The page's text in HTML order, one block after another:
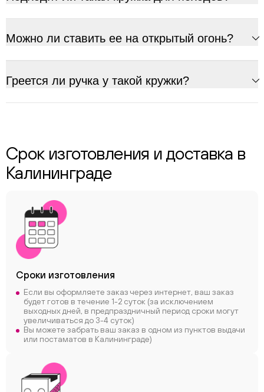
Можно ли ставить ее на открытый огонь?
Греется ли ручка у такой кружки?
Срок изготовления и доставка в
Калининграде
Сроки изготовления
Если вы оформляете заказ через интернет, ваш заказ
будет готов в течение 1-2 суток (за исключением
выходных дней, в предпраздничный период сроки могут
увеличиваться до 3-4 суток)
Вы можете забрать ваш заказ в одном из пунктов выдачи
или постаматов в Калининграде)